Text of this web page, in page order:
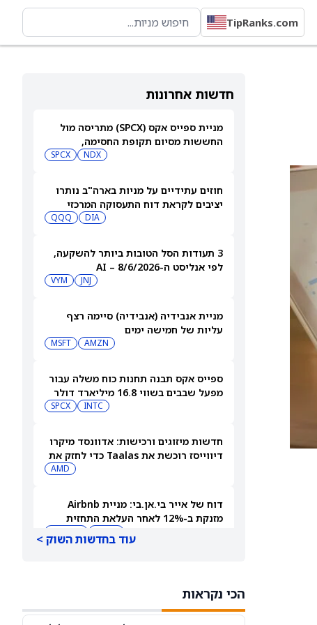
TipRanks.com
חדשות אחרונות
מניית ספייס אקס (SPCX) מתריסה מול
החששות מסיום תקופת החסימה,
NDX
SPCX
חוזים עתידיים על מניות בארה"ב נותרו
יציבים לקראת דוח התעסוקה המרכזי
DIA
QQQ
3 תעודות הסל הטובות ביותר להשקעה,
לפי אנליסט ה-AI – 8/6/2026
JNJ
VYM
מניית אנבידיה (אנבידיה) סיימה רצף
עליות של חמישה ימים
AMZN
MSFT
ספייס אקס תבנה תחנות כוח משלה עבור
מפעל שבבים בשווי 16.8 מיליארד דולר
INTC
SPCX
חדשות מיזוגים ורכישות: אדוונסד מיקרו
דיווייסז רוכשת את Taalas כדי לחזק את
AMD
דוח של אייר בי.אן.בי: מניית Airbnb
מזנקת ב-12% לאחר העלאת התחזית
התעסוקה המרכזי
עוד בחדשות השוק >
הכי נקראות